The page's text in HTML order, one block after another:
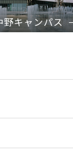
キャンパス